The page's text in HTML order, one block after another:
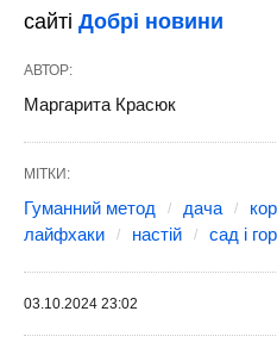
сайті Добрі новини
АВТОР:
Маргарита Красюк
МІТКИ:
Гуманний метод дача
лайфхаки
настій сад і
03.10.2024 23:02